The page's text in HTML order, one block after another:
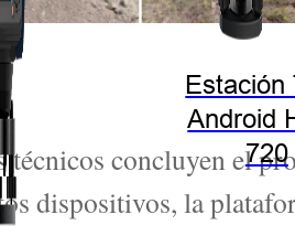
Estación
Android
720
técnicos concluyen el
dispositivos, la